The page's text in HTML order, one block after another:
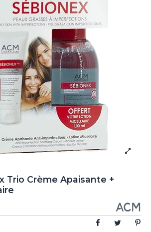
Trio Crème Apaisante +